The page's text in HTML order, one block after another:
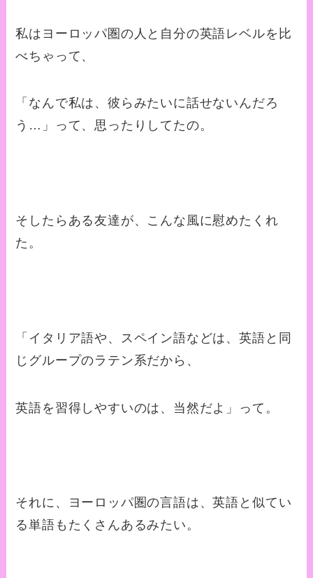
私はヨーロッパ圏の人と自分の英語レベルを比
べちゃって、
「なんで私は、彼らみたいに話せないんだろ
う…」って、思ったりしてたの。
そしたらある友達が、こんな風に慰めたくれ
た。
「イタリア語や、スペイン語などは、英語と同
じグループのラテン系だから、
英語を習得しやすいのは、当然だよ」って。
それに、ヨーロッパ圏の言語は、英語と似てい
る単語もたくさんあるみたい。